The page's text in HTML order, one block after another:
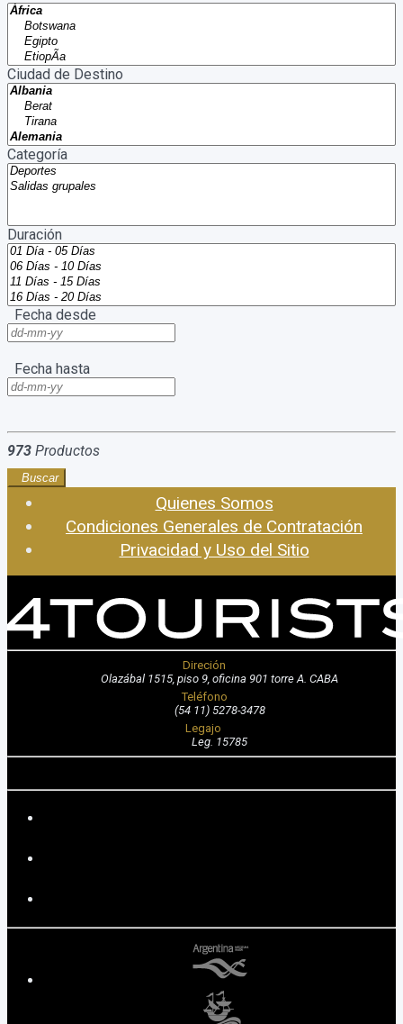
Ciudad de Destino
Categoría
Duración
Fecha desde
Fecha hasta
973 Productos
Buscar
Quienes Somos
Condiciones Generales de Contratación
Privacidad y Uso del Sitio
Direción
Olazábal 1515, piso 9, oficina 901 torre A. CABA
Teléfono
(54 11) 5278-3478
Legajo
Leg. 15785